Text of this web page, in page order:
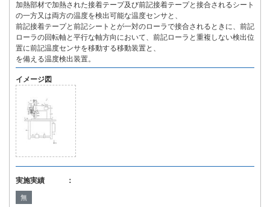
加熱部材で加熱された接着テープ及び前記接着テープと接合されるシート
の一方又は両方の温度を検出可能な温度センサと、
前記接着テープと前記シートとが一対のローラで接合されるときに、前記
ローラの回転軸と平行な軸方向において、前記ローラと重複しない検出位
置に前記温度センサを移動する移動装置と、
を備える温度検出装置。
イメージ図
実施実績 ：
無